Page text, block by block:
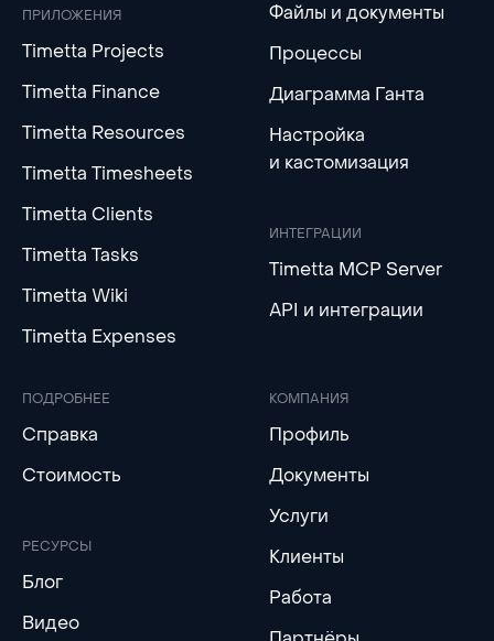
ПРИЛОЖЕНИЯ
Timetta Projects
Timetta Finance
Timetta Resources
Timetta Timesheets
Timetta Clients
Timetta Tasks
Timetta Wiki
Timetta Expenses
Файлы и документы
Процессы
Диаграмма Ганта
Настройка
и кастомизация
ИНТЕГРАЦИИ
Timetta MCP Server
API и интеграции
ПОДРОБНЕЕ
Справка
Стоимость
РЕСУРСЫ
Блог
Видео
КОМПАНИЯ
Профиль
Документы
Услуги
Клиенты
Работа